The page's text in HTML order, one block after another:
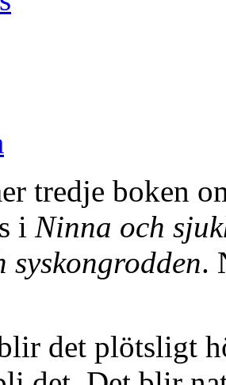
tredje boken
i Ninna och
syskongrodden.
det plötsligt